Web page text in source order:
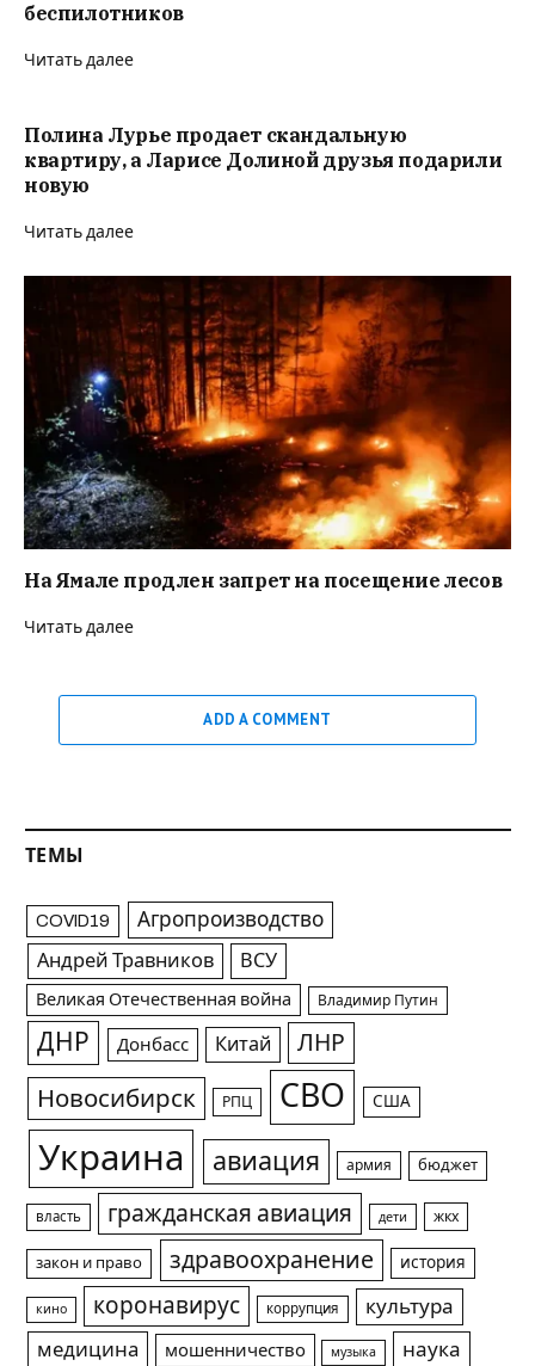
беспилотников
Читать далее
Полина Лурье продает скандальную
квартиру, а Ларисе Долиной друзья подарили
новую
Читать далее
На Ямале продлен запрет на посещение лесов
Читать далее
ADD A COMMENT
ТЕМЫ
COVID19 Агропроизводство
Андрей Травников ВСУ
Великая Отечественная война Владимир Путин
ДНР Донбасс Китай ЛНР
Новосибирск РПЦ СВО США
Украина авиация армия бюджет
власть гражданская авиация дети жкх
закон и право здравоохранение история
кино коронавирус коррупция
культура
медицина
мошенничество музыка
наука